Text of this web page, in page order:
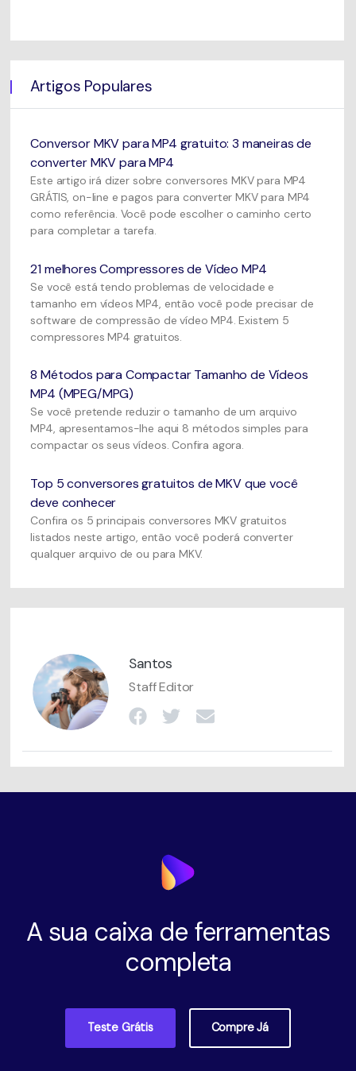
Artigos Populares
Conversor MKV para MP4 gratuito: 3 maneiras de
converter MKV para MP4
Este artigo irá dizer sobre conversores MKV para MP4
GRÁTIS, on-line e pagos para converter MKV para MP4
como referência. Você pode escolher o caminho certo
para completar a tarefa.
21 melhores Compressores de Vídeo MP4
Se você está tendo problemas de velocidade e
tamanho em vídeos MP4, então você pode precisar de
software de compressão de vídeo MP4. Existem 5
compressores MP4 gratuitos.
8 Métodos para Compactar Tamanho de Vídeos
MP4 (MPEG/MPG)
Se você pretende reduzir o tamanho de um arquivo
MP4, apresentamos-lhe aqui 8 métodos simples para
compactar os seus vídeos. Confira agora.
Top 5 conversores gratuitos de MKV que você
deve conhecer
Confira os 5 principais conversores MKV gratuitos
listados neste artigo, então você poderá converter
qualquer arquivo de ou para MKV.
Santos
Staff Editor
A sua caixa de ferramentas
completa
Teste Grátis Compre Já